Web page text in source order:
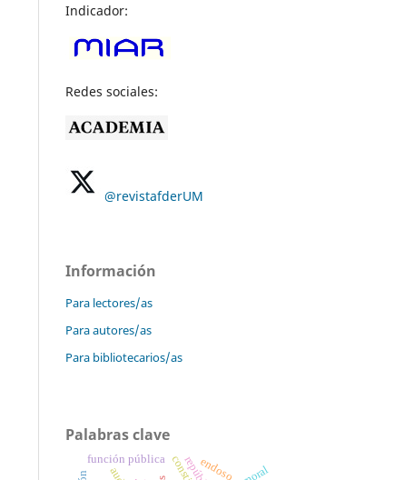
Indicador:
Redes sociales:
@revistafderUM
Información
Para lectores/as
Para autores/as
Para bibliotecarios/as
Palabras clave
función pública endoso